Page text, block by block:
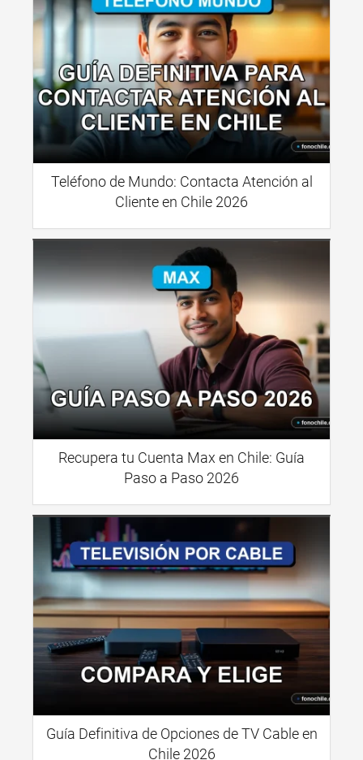
Teléfono de Mundo: Contacta Atención al
Cliente en Chile 2026
Recupera tu Cuenta Max en Chile: Guía
Paso a Paso 2026
Guía Definitiva de Opciones de TV Cable en
Chile 2026